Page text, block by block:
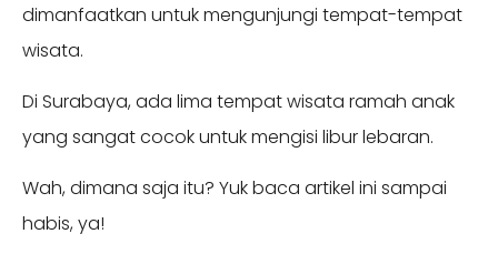
dimanfaatkan untuk mengunjungi tempat-tempat
wisata.
Di Surabaya, ada lima tempat wisata ramah anak
yang sangat cocok untuk mengisi libur lebaran.
Wah, dimana saja itu? Yuk baca artikel ini sampai
habis, ya!